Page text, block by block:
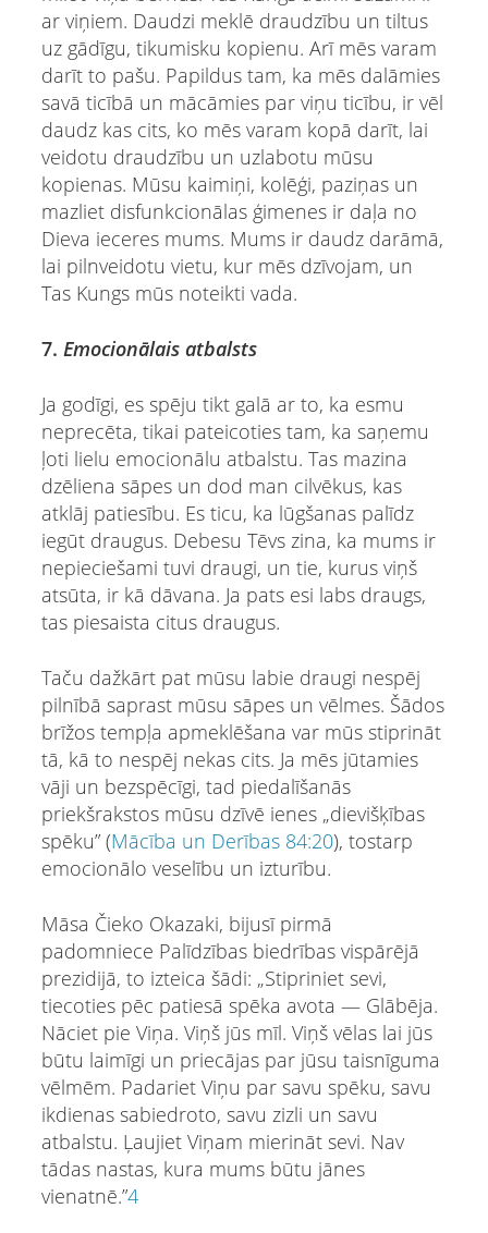
ar viņiem. Daudzi meklē draudzību un tiltus
uz gādīgu, tikumisku kopienu. Arī mēs varam
darīt to pašu. Papildus tam, ka mēs dalāmies
savā ticībā un mācāmies par viņu ticību, ir vēl
daudz kas cits, ko mēs varam kopā darīt, lai
veidotu draudzību un uzlabotu mūsu
kopienas. Mūsu kaimiņi, kolēģi, paziņas un
mazliet disfunkcionālas ģimenes ir daļa no
Dieva ieceres mums. Mums ir daudz darāmā,
lai pilnveidotu vietu, kur mēs dzīvojam, un
Tas Kungs mūs noteikti vada.
7. Emocionālais atbalsts
Ja godīgi, es spēju tikt galā ar to, ka esmu
neprecēta, tikai pateicoties tam, ka saņemu
ļoti lielu emocionālu atbalstu. Tas mazina
dzēliena sāpes un dod man cilvēkus, kas
atklāj patiesību. Es ticu, ka lūgšanas palīdz
iegūt draugus. Debesu Tēvs zina, ka mums ir
nepieciešami tuvi draugi, un tie, kurus viņš
atsūta, ir kā dāvana. Ja pats esi labs draugs,
tas piesaista citus draugus.
Taču dažkārt pat mūsu labie draugi nespēj
pilnībā saprast mūsu sāpes un vēlmes. Šādos
brīžos tempļa apmeklēšana var mūs stiprināt
tā, kā to nespēj nekas cits. Ja mēs jūtamies
vāji un bezspēcīgi, tad piedalīšanās
priekšrakstos mūsu dzīvē ienes „dievišķības
spēku” (Mācība un Derības 84:20), tostarp
emocionālo veselību un izturību.
Māsa Čieko Okazaki, bijusī pirmā
padomniece Palīdzības biedrības vispārējā
prezidijā, to izteica šādi: „Stipriniet sevi,
tiecoties pēc patiesā spēka avota — Glābēja.
Nāciet pie Viņa. Viņš jūs mīl. Viņš vēlas lai jūs
būtu laimīgi un priecājas par jūsu taisnīguma
vēlmēm. Padariet Viņu par savu spēku, savu
ikdienas sabiedroto, savu zizli un savu
atbalstu. Ļaujiet Viņam mierināt sevi. Nav
tādas nastas, kura mums būtu jānes
vienatnē.”4